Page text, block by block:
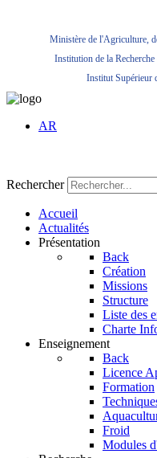
Ministère de l'Agriculture,
Institution de la
Institut Supérieur
AR
Rechercher
Accueil
Actualités
Présentation
Back
Création
Missions
Structure
Liste des
Charte
Enseignement
Back
Licence
Formation
Froid
Modules